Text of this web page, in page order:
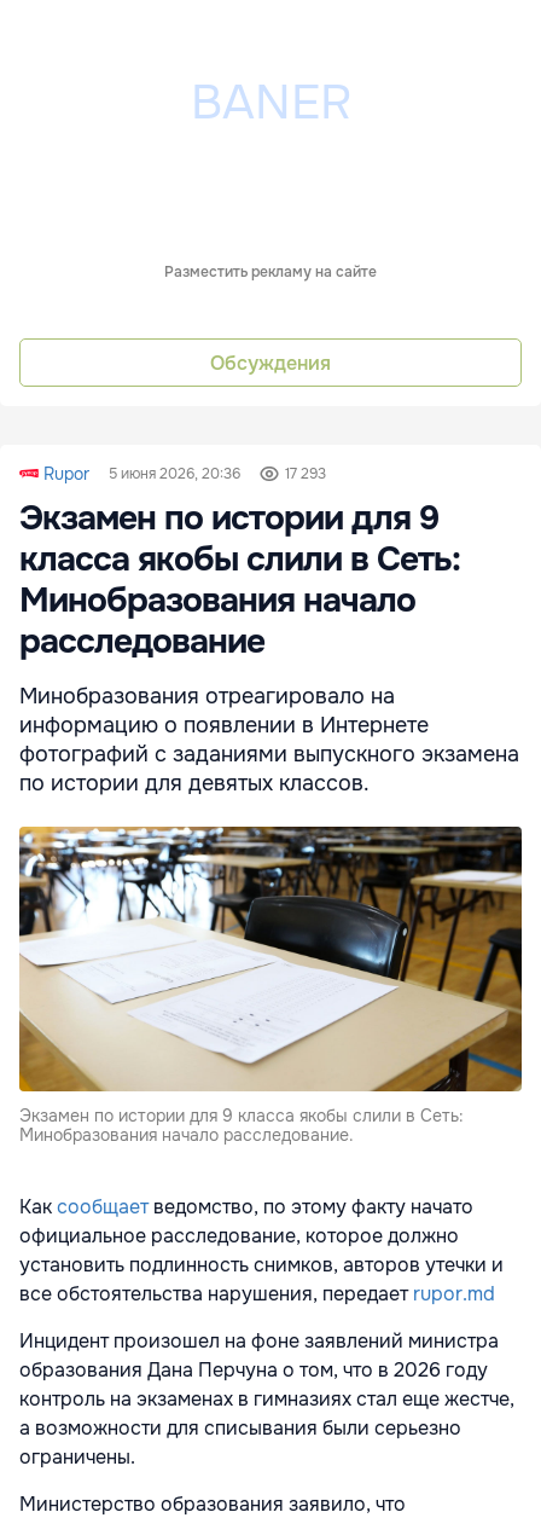
Разместить рекламу на сайте
Обсуждения
Rupor 5 июня 2026, 20:36 17 293
Экзамен по истории для 9
класса якобы слили в Сеть:
Минобразования начало
расследование
Минобразования отреагировало на
информацию о появлении в Интернете
фотографий с заданиями выпускного экзамена
по истории для девятых классов.
Экзамен по истории для 9 класса якобы слили в Сеть:
Минобразования начало расследование.
Каксообщаетведомство, по этому факту начато
официальное расследование, которое должно
установить подлинность снимков, авторов утечки и
все обстоятельства нарушения, передаетrupor.md
Инцидент произошел на фоне заявлений министра
образования Дана Перчуна о том, что в 2026 году
контроль на экзаменах в гимназиях стал еще жестче,
а возможности для списывания были серьезно
ограничены.
Министерство образования заявило, что